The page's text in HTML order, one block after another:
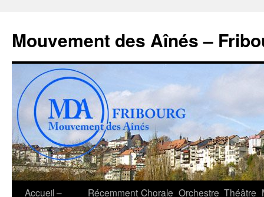
contenu
Mouvement des Aînés –
Accueil –
Récemment Chorale Orchestre Théâtre